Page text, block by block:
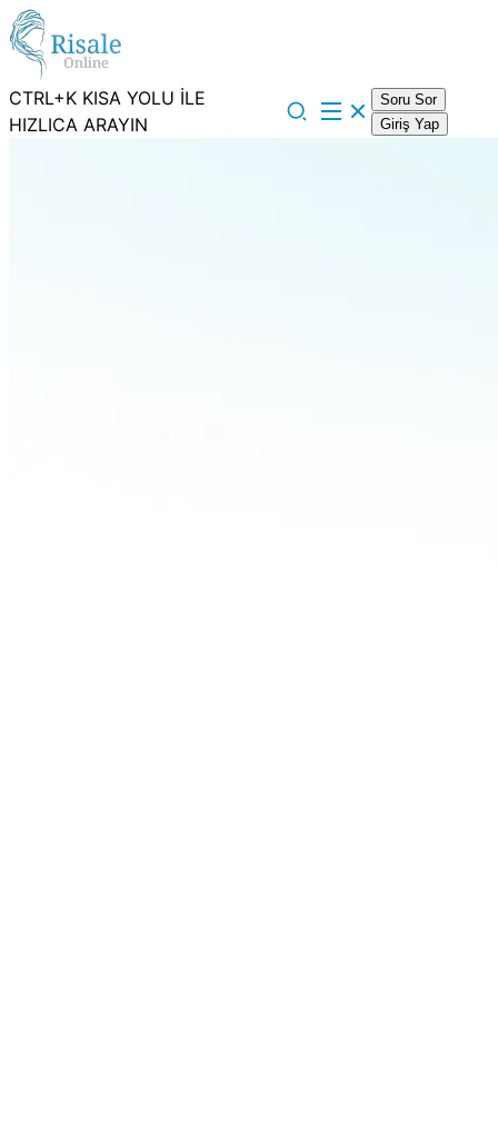
CTRL+K KISA YOLU İLE
HIZLICA ARAYIN
Soru Sor
Giriş Yap